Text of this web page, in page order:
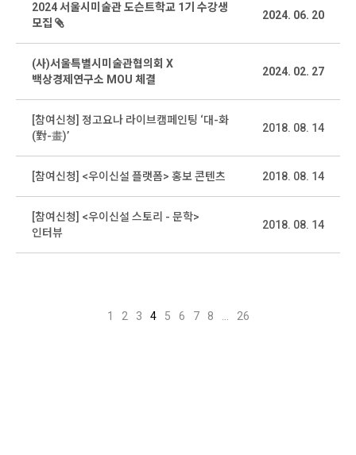
2024 서울시미술관 도슨트학교 1기 수강생
모집
2024. 06. 20
(사)서울특별시미술관협의회 X
백상경제연구소 MOU 체결
2024. 02. 27
[참여신청] 정고요나 라이브캠페인팅 ‘대-화
(對-畫)’
2018. 08. 14
[참여신청] <우이신설 플랫폼> 홍보 콘텐츠 2018. 08. 14
[참여신청] <우이신설 스토리 - 문학>
인터뷰
2018. 08. 14
1 2 3 4 5 6 7 8 26